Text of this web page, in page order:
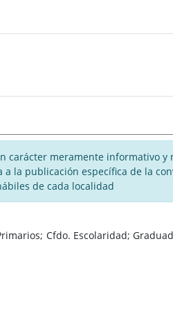
carácter meramente informativo
la publicación específica de la
de cada localidad
Cfdo. Escolaridad;